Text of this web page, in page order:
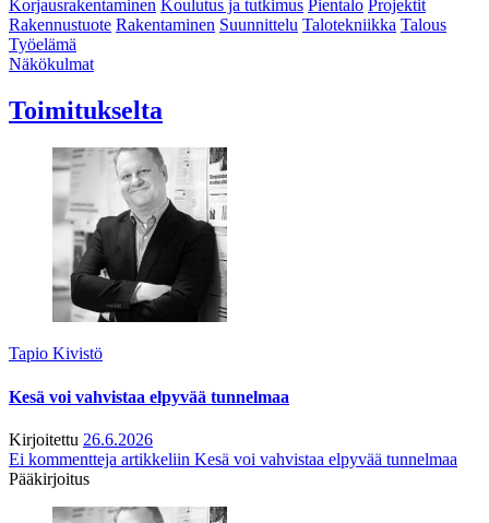
Korjausrakentaminen Koulutus ja tutkimus Pientalo Projektit
Rakennustuote Rakentaminen Suunnittelu Talotekniikka Talous
Työelämä
Näkökulmat
Toimitukselta
Tapio Kivistö
Kesä voi vahvistaa elpyvää tunnelmaa
Kirjoitettu 26.6.2026
Ei kommentteja artikkeliin Kesä voi vahvistaa elpyvää tunnelmaa
Pääkirjoitus